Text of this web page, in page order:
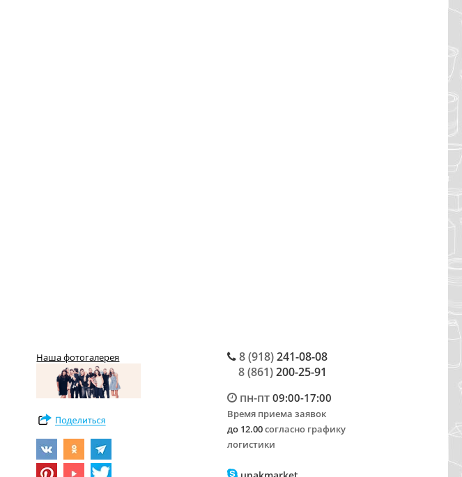
Наша фотогалерея 8 (918)241-08-08
8 (861)200-25-91
пн-пт09:00-17:00
Время приема заявок
до 12.00согласно графику
логистики